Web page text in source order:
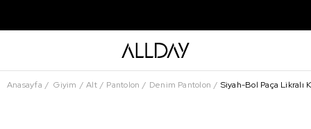
Anasayfa Giyim Alt Pantolon Denim Pantolon Siyah-Bol Paça Likralı